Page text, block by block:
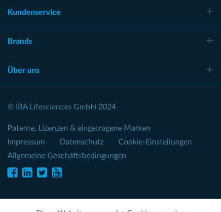
Kundenservice
Brands
Über uns
© IBA Lifesciences GmbH 2024
Patente, Lizenzen & eingetragene Marken
Impressum
Datenschutz
Cookie-Einstellungen
Allgemeine Geschäftsbedingungen